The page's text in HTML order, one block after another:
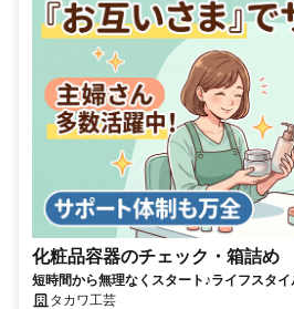
化粧品容器のチェック・箱詰め
短時間から無理なくスタート♪ライフスタ
タカワ工芸